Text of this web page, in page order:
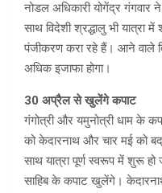
नोडल अधिकारी योगेंद्र गंगवार
साथ विदेशी श्रद्धालु भी
पंजीकरण करा रहे हैं। आने वाले
अधिक इजाफा होगा।
30 अप्रैल से खुलेंगे कपाट
गंगोत्री और यमुनोत्री धाम के
को केदारनाथ और चार मई को
साथ यात्रा पूर्ण स्वरूप में शुरू
साहिब के कपाट खुलेंगे।